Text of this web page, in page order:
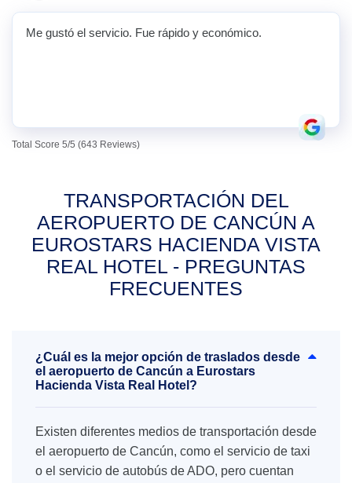
Me gustó el servicio. Fue rápido y económico.
Total Score 5/5 (643 Reviews)
TRANSPORTACIÓN DEL
AEROPUERTO DE CANCÚN A
EUROSTARS HACIENDA VISTA
REAL HOTEL - PREGUNTAS
FRECUENTES
¿Cuál es la mejor opción de traslados desde
el aeropuerto de Cancún a Eurostars
Hacienda Vista Real Hotel?
Existen diferentes medios de transportación desde
el aeropuerto de Cancún, como el servicio de taxi
o el servicio de autobús de ADO, pero cuentan